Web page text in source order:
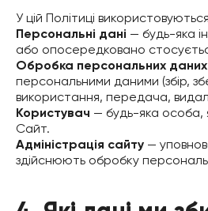
У цій Політиці
Персональні дані — будь-яка
або опосередковано
Обробка персональних даних
персональними даними (збір,
використання, передача,
Користувач — будь-яка особа,
Сайт.
Адміністрація сайту —
здійснюють обробку